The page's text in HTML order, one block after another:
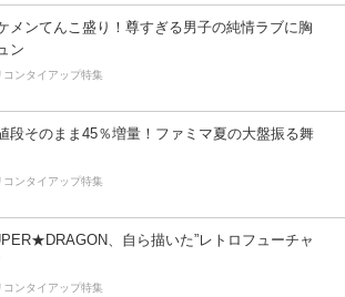
メンてんこ盛り！尊すぎる男子の純情ラブに胸
ン
コンタイアップ特集
段そのまま45％増量！ファミマ夏の大盤振る舞
コンタイアップ特集
、自ら描いた”レトロフューチャ
コンタイアップ特集